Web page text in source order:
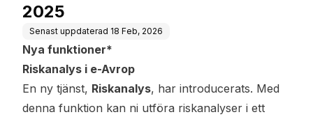
2025
Senast uppdaterad 18 Feb, 2026
Nya funktioner*
Riskanalys i e-Avrop
En ny tjänst, Riskanalys, har introducerats. Med
denna funktion kan ni utföra riskanalyser i ett